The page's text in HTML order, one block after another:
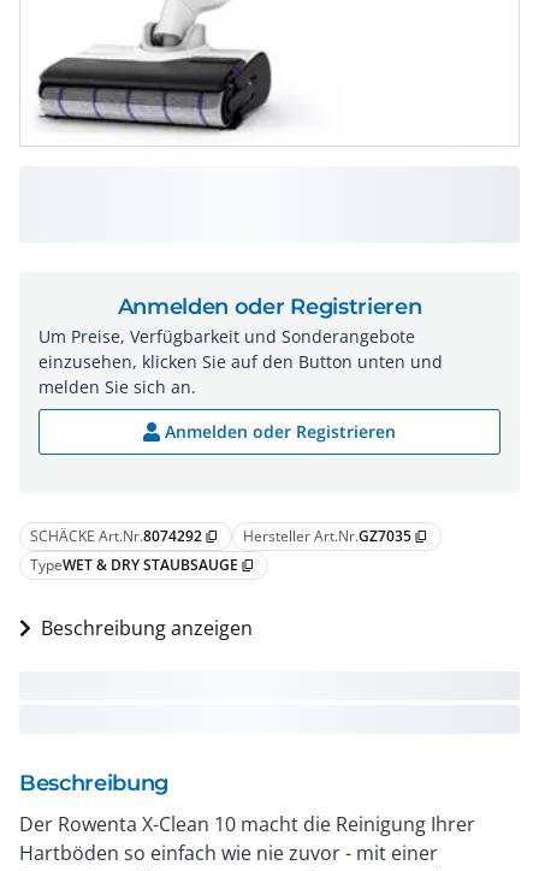
SCHÄCKE Art.Nr.8074292 content_copy Hersteller Art.Nr.GZ7035 content_copy
TypeWET & DRY STAUBSAUGE content_copy
Beschreibung anzeigen
Beschreibung
Der Rowenta X-Clean 10 macht die Reinigung Ihrer
Hartböden so einfach wie nie zuvor - mit einer
Anmelden oder Registrieren
Um Preise, Verfügbarkeit und Sonderangebote
einzusehen, klicken Sie auf den Button unten und
melden Sie sich an.
Anmelden oder Registrieren